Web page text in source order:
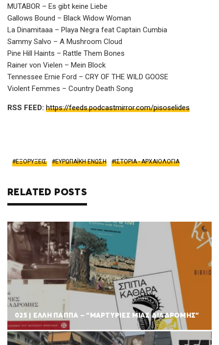
MUTABOR – Es gibt keine Liebe
Gallows Bound – Black Widow Woman
La Dinamitaaa – Playa Negra feat Captain Cumbia
Sammy Salvo – A Mushroom Cloud
Pine Hill Haints – Rattle Them Bones
Rainer von Vielen – Mein Block
Tennessee Ernie Ford – CRY OF THE WILD GOOSE
Violent Femmes – Country Death Song
RSS FEED: https://feeds.podcastmirror.com/pisoselides
ΕΞΟΡΥΞΕΙΣ ΕΥΡΩΠΑΪΚΗ ΕΝΩΣΗ ΙΣΤΟΡΙΑ - ΑΡΧΑΙΟΛΟΓΙΑ
RELATED POSTS
025 | ΕΛΛΗ ΠΑΠΠΑ – “ΜΑΡΤΥΡΙΕΣ ΜΙΑΣ ΔΙΑΔΡΟΜΗΣ”